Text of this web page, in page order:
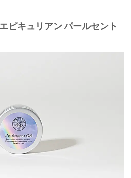
ピキュリアン パールセント